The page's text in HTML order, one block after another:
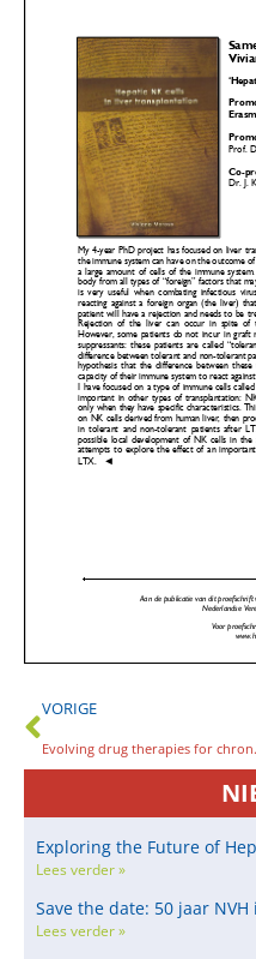
VORIGE
Exploring the Future of
Lees verder »
Save the date: 50 jaar NVH
Lees verder »